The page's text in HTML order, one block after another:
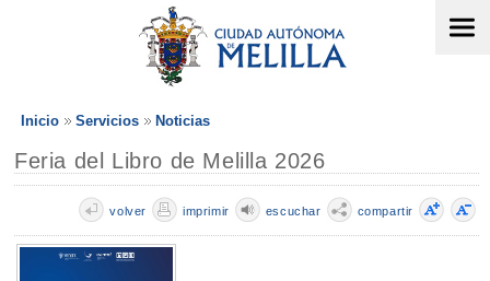
Inicio Servicios Noticias
Feria del Libro de Melilla 2026
compartir
escuchar
imprimir
volver